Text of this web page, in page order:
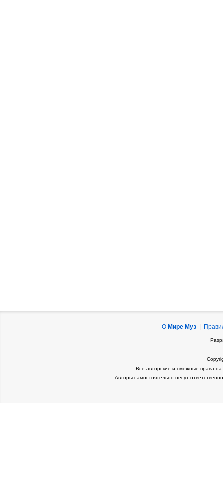
О Мире Муз|
Все авторские и смежные права
Авторы самостоятельно несут